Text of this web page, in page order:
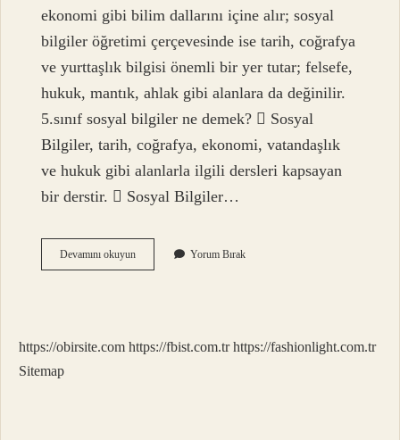
ekonomi gibi bilim dallarını içine alır; sosyal
bilgiler öğretimi çerçevesinde ise tarih, coğrafya
ve yurttaşlık bilgisi önemli bir yer tutar; felsefe,
hukuk, mantık, ahlak gibi alanlara da değinilir.
5.sınıf sosyal bilgiler ne demek?  Sosyal
Bilgiler, tarih, coğrafya, ekonomi, vatandaşlık
ve hukuk gibi alanlarla ilgili dersleri kapsayan
bir derstir.  Sosyal Bilgiler…
Devamını okuyunSosyal
Bilimler
Yorum Bırak
https://obirsite.com https://fbist.com.tr https://fashionlight.com.tr
Sitemap